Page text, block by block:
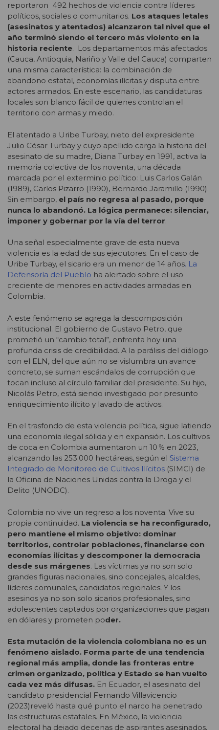
reportaron 492 hechos de violencia contra líderes
políticos, sociales o comunitarios. Los ataques letales
(asesinatos y atentados) alcanzaron tal nivel que el
año terminó siendo el tercero más violento en la
historia reciente. Los departamentos más afectados
(Cauca, Antioquia, Nariño y Valle del Cauca) comparten
una misma característica: la combinación de
abandono estatal, economías ilícitas y disputa entre
actores armados. En este escenario, las candidaturas
locales son blanco fácil de quienes controlan el
territorio con armas y miedo.
El atentado a Uribe Turbay, nieto del expresidente
Julio César Turbay y cuyo apellido carga la historia del
asesinato de su madre, Diana Turbay en 1991, activa la
memoria colectiva de los noventa, una década
marcada por el exterminio político: Luis Carlos Galán
(1989), Carlos Pizarro (1990), Bernardo Jaramillo (1990).
Sin embargo, el país no regresa al pasado, porque
nunca lo abandonó. La lógica permanece: silenciar,
imponer y gobernar por la vía del terror.
Una señal especialmente grave de esta nueva
violencia es la edad de sus ejecutores. En el caso de
Uribe Turbay, el sicario era un menor de 14 años. La
Defensoría del Pueblo ha alertado sobre el uso
creciente de menores en actividades armadas en
Colombia.
A este fenómeno se agrega la descomposición
institucional. El gobierno de Gustavo Petro, que
prometió un “cambio total”, enfrenta hoy una
profunda crisis de credibilidad. A la parálisis del diálogo
con el ELN, del que aún no se vislumbra un avance
concreto, se suman escándalos de corrupción que
tocan incluso al círculo familiar del presidente. Su hijo,
Nicolás Petro, está siendo investigado por presunto
enriquecimiento ilícito y lavado de activos.
En el trasfondo de esta violencia política, sigue latiendo
una economía ilegal sólida y en expansión. Los cultivos
de coca en Colombia aumentaron un 10 % en 2023,
alcanzando las 253.000 hectáreas, según el Sistema
Integrado de Monitoreo de Cultivos Ilícitos (SIMCI) de
la Oficina de Naciones Unidas contra la Droga y el
Delito (UNODC).
Colombia no vive un regreso a los noventa. Vive su
propia continuidad. La violencia se ha reconfigurado,
pero mantiene el mismo objetivo: dominar
territorios, controlar poblaciones, financiarse con
economías ilícitas y descomponer la democracia
desde sus márgenes. Las víctimas ya no son solo
grandes figuras nacionales, sino concejales, alcaldes,
líderes comunales, candidatos regionales. Y los
asesinos ya no son solo sicarios profesionales, sino
adolescentes captados por organizaciones que pagan
en dólares y prometen poder.
Esta mutación de la violencia colombiana no es un
fenómeno aislado. Forma parte de una tendencia
regional más amplia, donde las fronteras entre
crimen organizado, política y Estado se han vuelto
cada vez más difusas. En Ecuador, el asesinato del
candidato presidencial Fernando Villavicencio
(2023)reveló hasta qué punto el narco ha penetrado
las estructuras estatales. En México, la violencia
electoral ha dejado decenas de aspirantes asesinados,